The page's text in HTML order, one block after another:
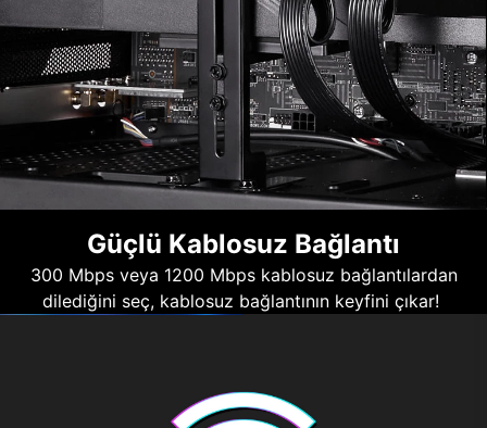
Güçlü Kablosuz Bağlantı
300 Mbps veya 1200 Mbps kablosuz bağlantılardan
dilediğini seç, kablosuz bağlantının keyfini çıkar!